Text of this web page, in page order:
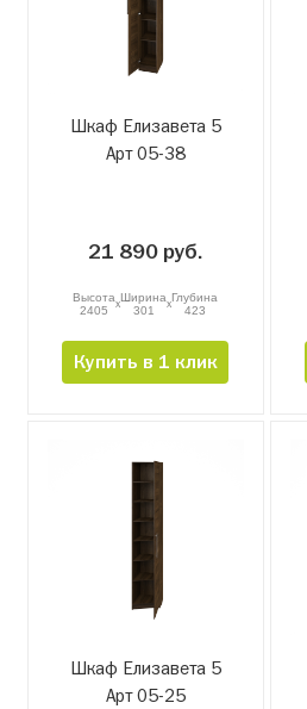
Шкаф Елизавета 5
Арт 05-38
21 890 руб.
Высота
2405
xШирина
301
xГлубина
423
Купить в 1 клик
Шкаф Елизавета 5
Арт 05-25